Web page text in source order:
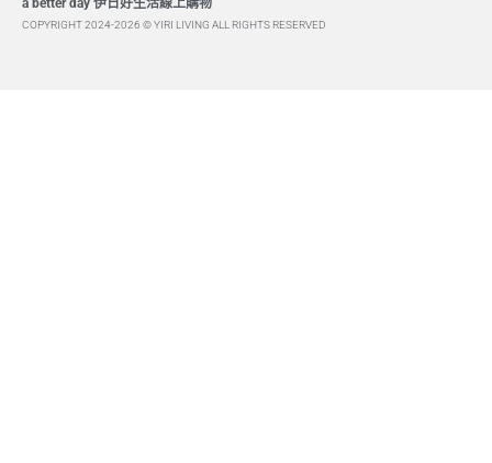
a better day 伊日好生活線上購物
COPYRIGHT 2024-2026 © YIRI LIVING ALL RIGHTS RESERVED